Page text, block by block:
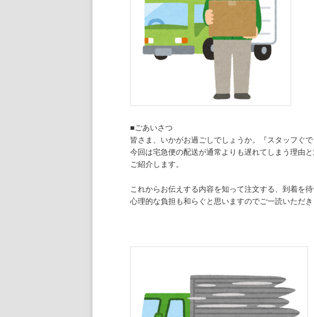
ン
ツ
へ
■ごあいさつ
皆さま、いかがお過ごしでしょうか。『スタッフぐで
今回は宅急便の配送が通常よりも遅れてしまう理由
ご紹介します。
これからお伝えする内容を知って注文する、到着を
心理的な負担も和らぐと思いますのでご一読いただき